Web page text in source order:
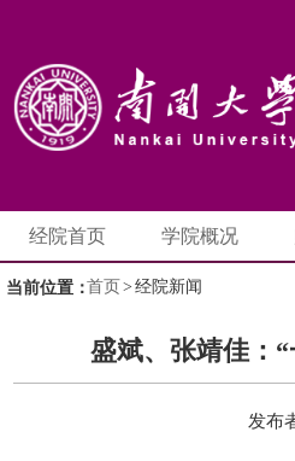
经院首页 学院概况
当前位置：首页 > 经院新闻
盛斌、张靖佳：
发布